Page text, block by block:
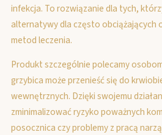
infekcja. To rozwiązanie dla tych,
alternatywy dla często obciążających
metod leczenia.
Produkt szczególnie polecamy
grzybica może przenieść się do
wewnętrznych. Dzięki swojemu
zminimalizować ryzyko poważnych
posocznica czy problemy z pracą